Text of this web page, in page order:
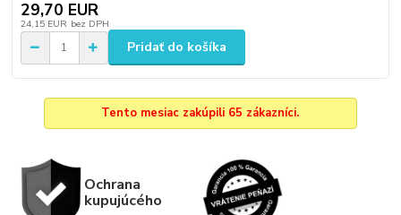
29,70 EUR
24,15 EUR bez DPH
Pridať do košíka
Tento mesiac zakúpili 65 zákazníci.
Ochrana
kupujúcého